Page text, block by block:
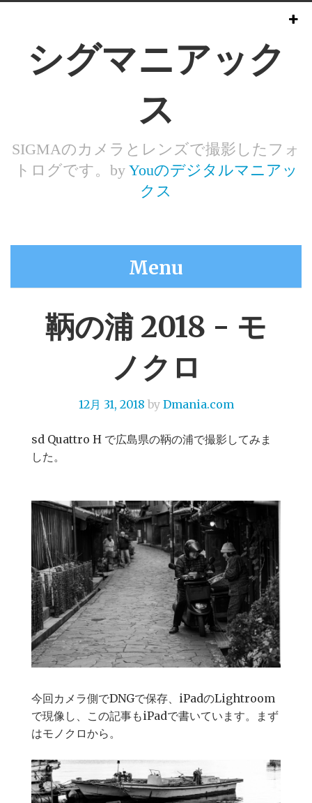
シグマニアック
ス
SIGMAのカメラとレンズで撮影したフォ
トログです。by Youのデジタルマニアッ
クス
Menu
鞆の浦 2018 - モ
ノクロ
12月 31, 2018 by Dmania.com
sd Quattro H で広島県の鞆の浦で撮影してみま
した。
今回カメラ側でDNGで保存、iPadのLightroom
で現像し、この記事もiPadで書いています。まず
はモノクロから。